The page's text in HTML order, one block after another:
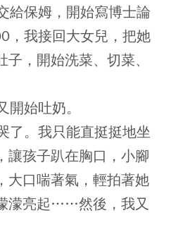
給保姆，開始寫博士論
，我接回大女兒，把她
，開始洗菜、切菜、
始吐奶。
了。我只能直挺挺地坐
讓孩子趴在胸口，小腳
大口喘著氣，輕拍著她
濛亮起……然後，我又